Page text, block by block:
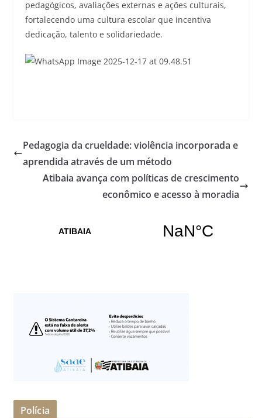
pedagógicos, avaliações externas e ações culturais,
fortalecendo uma cultura escolar que incentiva
dedicação, talento e solidariedade.
Pedagogia da crueldade: violência incorporada e
aprendida através de um método
Atibaia avança com políticas de crescimento
econômico e acesso à moradia
Polícia